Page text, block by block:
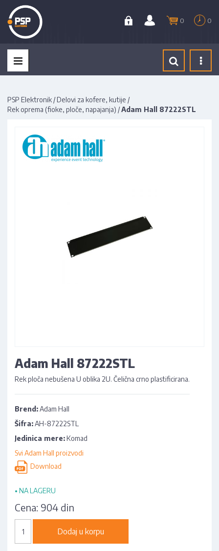
0 0
PSP Elektronik /Delovi za kofere, kutije /
Rek oprema (fioke, ploče, napajanja) /Adam Hall 87222STL
Adam Hall 87222STL
Rek ploča nebušena U oblika 2U. Čelična crno plastificirana.
Brend:Adam Hall
Šifra:AH-87222STL
Jedinica mere:Komad
Svi Adam Hall proizvodi
Download
• NA LAGERU
Cena: 904 din
Dodaj u korpu